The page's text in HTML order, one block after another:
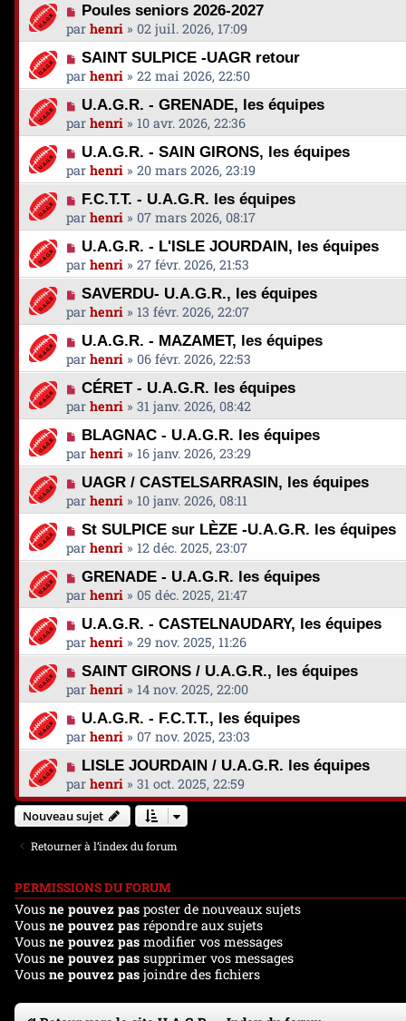
Poules seniors 2026-2027
par henri » 02 juil. 2026, 17:09
SAINT SULPICE -UAGR retour
par henri » 22 mai 2026, 22:50
U.A.G.R. - GRENADE, les équipes
par henri » 10 avr. 2026, 22:36
U.A.G.R. - SAIN GIRONS, les équipes
par henri » 20 mars 2026, 23:19
F.C.T.T. - U.A.G.R. les équipes
par henri » 07 mars 2026, 08:17
U.A.G.R. - L'ISLE JOURDAIN, les équipes
par henri » 27 févr. 2026, 21:53
SAVERDU- U.A.G.R., les équipes
par henri » 13 févr. 2026, 22:07
U.A.G.R. - MAZAMET, les équipes
par henri » 06 févr. 2026, 22:53
CÉRET - U.A.G.R. les équipes
par henri » 31 janv. 2026, 08:42
BLAGNAC - U.A.G.R. les équipes
par henri » 16 janv. 2026, 23:29
UAGR / CASTELSARRASIN, les équipes
par henri » 10 janv. 2026, 08:11
St SULPICE sur LÈZE -U.A.G.R. les équipes
par henri » 12 déc. 2025, 23:07
GRENADE - U.A.G.R. les équipes
par henri » 05 déc. 2025, 21:47
U.A.G.R. - CASTELNAUDARY, les équipes
par henri » 29 nov. 2025, 11:26
SAINT GIRONS / U.A.G.R., les équipes
par henri » 14 nov. 2025, 22:00
U.A.G.R. - F.C.T.T., les équipes
par henri » 07 nov. 2025, 23:03
LISLE JOURDAIN / U.A.G.R. les équipes
par henri » 31 oct. 2025, 22:59
Nouveau sujet
Retourner à l’index du forum
PERMISSIONS DU FORUM
Vous ne pouvez pas poster de nouveaux sujets
Vous ne pouvez pas répondre aux sujets
Vous ne pouvez pas modifier vos messages
Vous ne pouvez pas supprimer vos messages
Vous ne pouvez pas joindre des fichiers